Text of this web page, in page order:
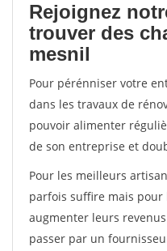
Rejoignez
trouver des
mesnil
Pour pérénniser votre
dans les travaux de
pouvoir alimenter
de son entreprise et
Pour les meilleurs
parfois suffire mais
augmenter leurs
passer par un